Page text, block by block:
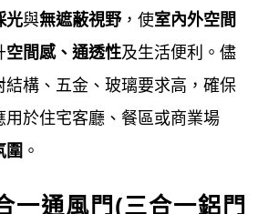
光與無遮蔽視野，使室內外空間
空間感、通透性及生活便利。儘
結構、五金、玻璃要求高，確保
用於住宅客廳、餐區或商業場
圍 。
一通風門(三合一鋁門